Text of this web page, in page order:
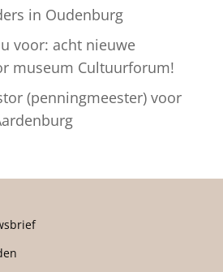
in Oudenburg
voor: acht nieuwe
museum Cultuurforum!
(penningmeester) voor